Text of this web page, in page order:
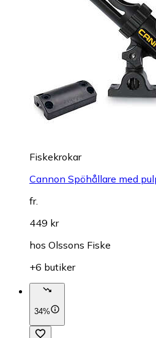
Fiskekrokar
Cannon Spöhållare med
fr.
449 kr
hos Olssons Fiske
+6 butiker
34%